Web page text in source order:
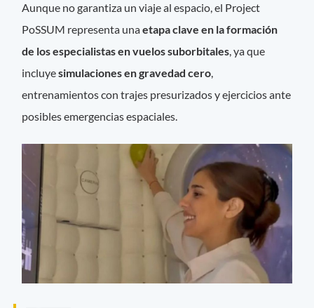
Aunque no garantiza un viaje al espacio, el Project
PoSSUM representa unaetapa clave en la formación
de los especialistas en vuelos suborbitales, ya que
incluyesimulaciones en gravedad cero,
entrenamientos con trajes presurizados y ejercicios ante
posibles emergencias espaciales.